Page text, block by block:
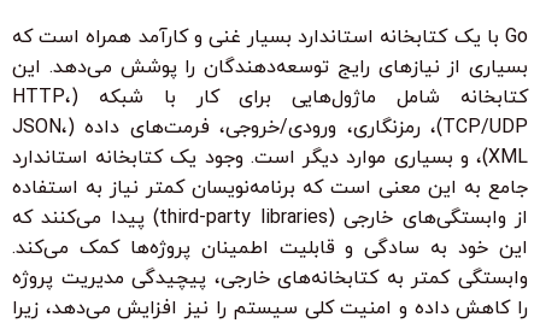
Go با یک کتابخانه استاندارد بسیار غنی و کارآمد همراه است که
بسیاری از نیازهای رایج توسعه‌دهندگان را پوشش می‌دهد. این
کتابخانه شامل ماژول‌هایی برای کار با شبکه (HTTP،
TCP/UDP)، رمزنگاری، ورودی/خروجی، فرمت‌های داده (JSON،
XML)، و بسیاری موارد دیگر است. وجود یک کتابخانه استاندارد
جامع به این معنی است که برنامه‌نویسان کمتر نیاز به استفاده
از وابستگی‌های خارجی (third-party libraries) پیدا می‌کنند که
این خود به سادگی و قابلیت اطمینان پروژه‌ها کمک می‌کند.
وابستگی کمتر به کتابخانه‌های خارجی، پیچیدگی مدیریت پروژه
را کاهش داده و امنیت کلی سیستم را نیز افزایش می‌دهد، زیرا